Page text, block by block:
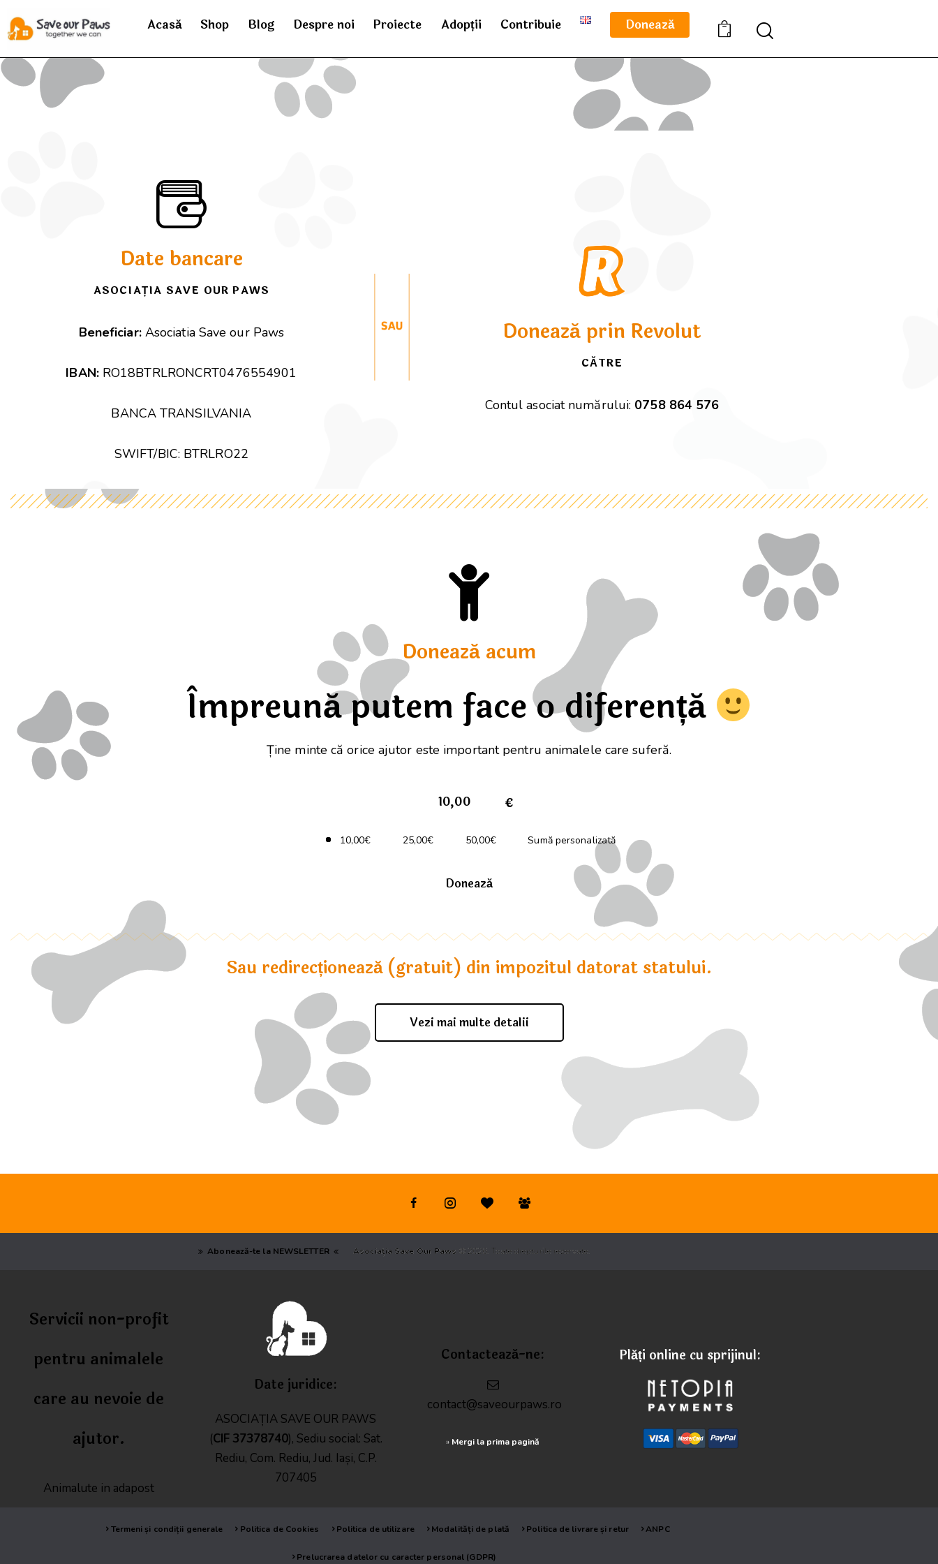
Acasă Shop Blog Despre noi Proiecte Adopții Contribuie Donează
0
Date bancare
ASOCIAȚIA SAVE OUR PAWS
Beneficiar:Asociatia Save our Paws
IBAN:RO18BTRLRONCRT0476554901
BANCA TRANSILVANIA
SWIFT/BIC: BTRLRO22
Donează prin Revolut
CĂTRE
Contul asociat numărului: 0758 864 576
Donează acum
Împreună putem face o diferență
Ține minte că orice ajutor este important pentru animalele care suferă.
€
10,00€ 25,00€ 50,00€ Sumă personalizată
Donează
Sau redirecționează (gratuit) din impozitul datorat statului.
Vezi mai multe detalii
Abonează-te la NEWSLETTER Asociația Save Our Paws © 2026. Toate drepturile rezervate.
Servicii non-profit
pentru animalele
care au nevoie de
ajutor.
Animalute in adapost
Date juridice:
ASOCIAȚIA SAVE OUR PAWS
(CIF 37378740), Sediu social: Sat.
Rediu, Com. Rediu, Jud. Iași, C.P.
707405
Contactează-ne:
contact@saveourpaws.ro
» Mergi la prima pagină
Plăți online cu sprijinul:
Termeni și condiții generale Politica de Cookies Politica de utilizare Modalități de plată Politica de livrare și retur ANPC
Prelucrarea datelor cu caracter personal (GDPR)